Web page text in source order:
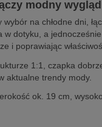
modny
wybór na chłodne dni,
w dotyku, a
i poprawiając
1:1, czapka
aktualne trendy mody.
ok. 19 cm,